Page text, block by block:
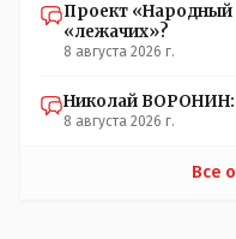
Проект «Народный
«лежачих»?
8 августа 2026 г.
Николай ВОРОНИН:
8 августа 2026 г.
Все